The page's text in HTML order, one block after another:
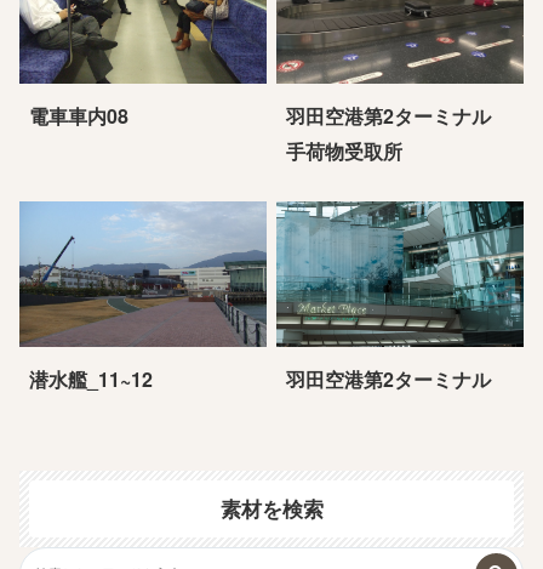
電車車内08
羽田空港第2ターミナル
手荷物受取所
潜水艦_11~12 羽田空港第2ターミナル
素材を検索